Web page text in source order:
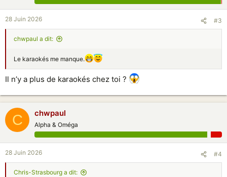
28 Juin 2026 #3
chwpaul a dit:
Le karaokés me manque.
Il n’y a plus de karaokés chez toi ?
C chwpaul
Alpha & Oméga
28 Juin 2026 #4
Chris-Strasbourg a dit: